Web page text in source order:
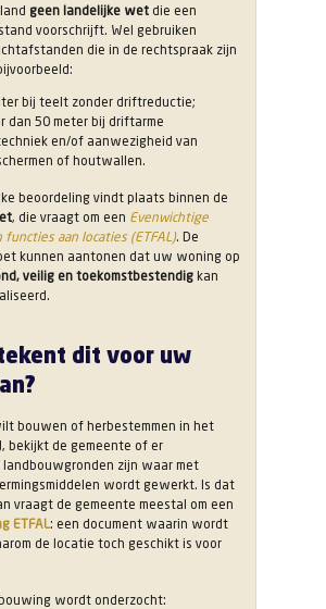
geen landelijke wet die een
voorschrijft. Wel gebruiken
die in de rechtspraak zijn
bij teelt zonder driftreductie;
dan 50 meter bij driftarme
en/of aanwezigheid van
of houtwallen.
beoordeling vindt plaats binnen de
, die vraagt om een Evenwichtige
functies aan locaties (ETFAL). De
kunnen aantonen dat uw woning op
veilig en toekomstbestendig kan
dit voor uw
bouwen of herbestemmen in het
bekijkt de gemeente of er
zijn waar met
wordt gewerkt. Is dat
vraagt de gemeente meestal om een
ETFAL: een document waarin wordt
de locatie toch geschikt is voor
wordt onderzocht: